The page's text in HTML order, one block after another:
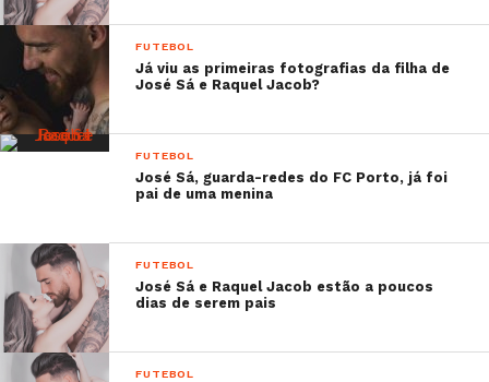
FUTEBOL
Já viu as primeiras fotografias da filha de
José Sá e Raquel Jacob?
FUTEBOL
José Sá, guarda-redes do FC Porto, já foi
pai de uma menina
FUTEBOL
José Sá e Raquel Jacob estão a poucos
dias de serem pais
FUTEBOL